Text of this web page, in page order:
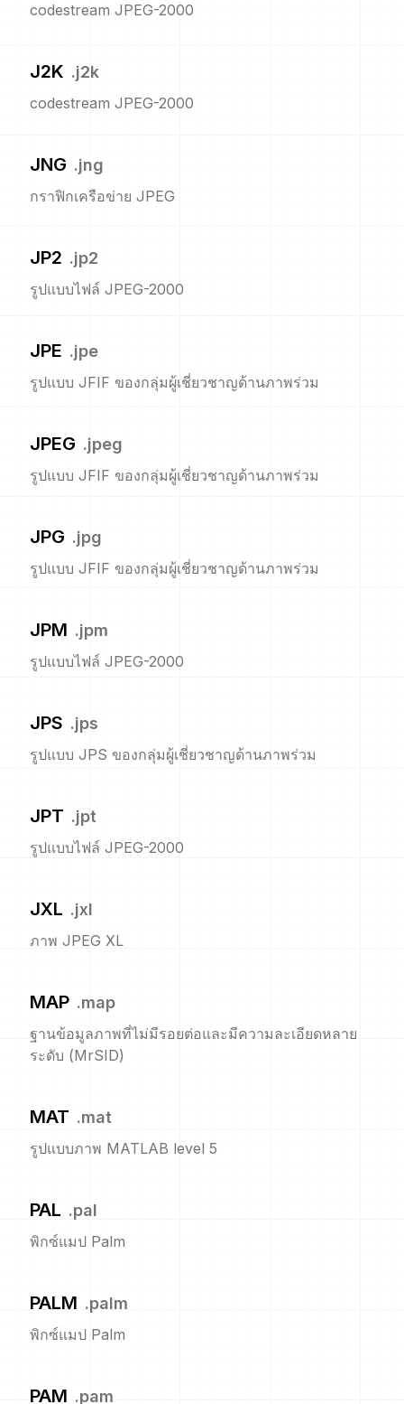
codestream JPEG-2000
J2K .j2k
codestream JPEG-2000
JNG .jng
กราฟิกเครือข่าย JPEG
JP2 .jp2
รูปแบบไฟล์ JPEG-2000
JPE .jpe
รูปแบบ JFIF ของกลุ่มผู้เชี่ยวชาญด้านภาพร่วม
JPEG .jpeg
รูปแบบ JFIF ของกลุ่มผู้เชี่ยวชาญด้านภาพร่วม
JPG .jpg
รูปแบบ JFIF ของกลุ่มผู้เชี่ยวชาญด้านภาพร่วม
JPM .jpm
รูปแบบไฟล์ JPEG-2000
JPS .jps
รูปแบบ JPS ของกลุ่มผู้เชี่ยวชาญด้านภาพร่วม
JPT .jpt
รูปแบบไฟล์ JPEG-2000
JXL .jxl
ภาพ JPEG XL
MAP .map
ฐานข้อมูลภาพที่ไม่มีรอยต่อและมีความละเอียดหลาย
ระดับ (MrSID)
MAT .mat
รูปแบบภาพ MATLAB level 5
PAL .pal
พิกซ์แมป Palm
PALM .palm
พิกซ์แมป Palm
PAM .pam